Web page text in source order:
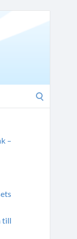
–
till